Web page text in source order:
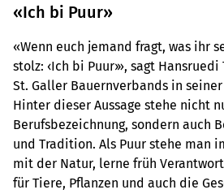
«Ich bi Puur»
«Wenn euch jemand fragt, was ihr
stolz: ‹Ich bi Puur›», sagt
St. Galler Bauernverbands in
Hinter dieser Aussage stehe nicht
Berufsbezeichnung, sondern auch
und Tradition. Als Puur stehe man
mit der Natur, lerne früh
für Tiere, Pflanzen und auch die